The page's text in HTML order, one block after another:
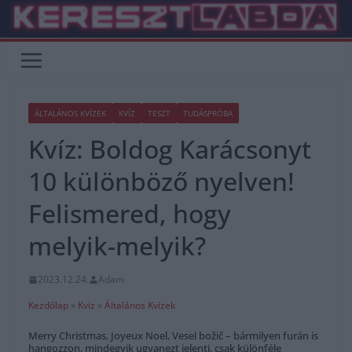
Skip
content
ÁLTALÁNOS KVÍZEK KVÍZ TESZT TUDÁSPRÓBA
Kvíz: Boldog Karácsonyt
10 különböző nyelven!
Felismered, hogy
melyik-melyik?
2023.12.24.
Adam
Kezdőlap » Kvíz » Általános Kvízek
Merry Christmas, Joyeux Noel, Vesel božič – bármilyen furán is
hangozzon, mindegyik ugyanezt jelenti, csak különféle